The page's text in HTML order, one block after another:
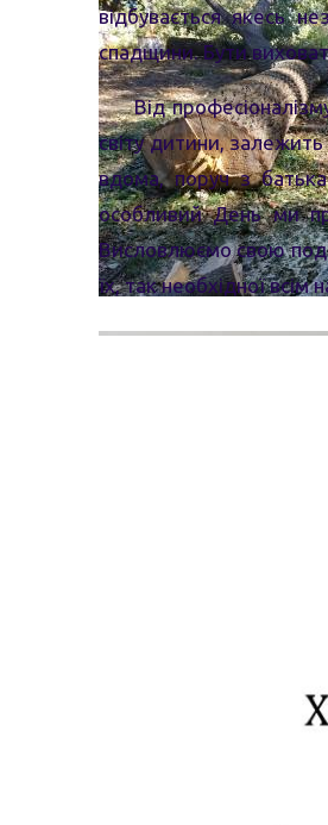
відбувається якесь
спадщини. Бути
Від
світу дитини,
вдома, поруч з
особливий День ми
Висловлюємо свою
їх, так необхідної всім